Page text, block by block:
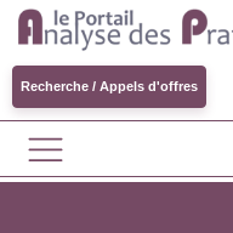
Recherche / Appels d'offres